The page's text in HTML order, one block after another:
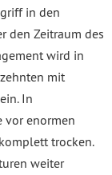
in den
den Zeitraum des
wird in
mit
In
vor enormen
trocken.
weiter